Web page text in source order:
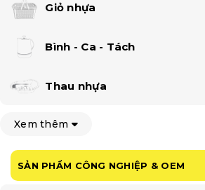
Giỏ nhựa
Bình - Ca - Tách
Thau nhựa
Xem thêm
SẢN PHẨM CÔNG NGHIỆP & OEM